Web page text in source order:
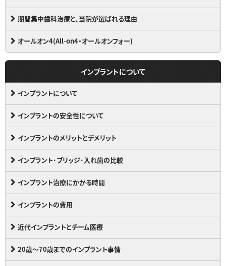
期間集中歯科治療と、当院が選ばれる理由
オールオン4(All-on4・オールオンフォー)
インプラントについて
インプラントについて
インプラントの安全性について
インプラントのメリットとデメリット
インプラント･ブリッジ･入れ歯の比較
インプラント治療にかかる時間
インプラントの費用
近代インプラントとチーム医療
20歳～70歳までのインプラント事情